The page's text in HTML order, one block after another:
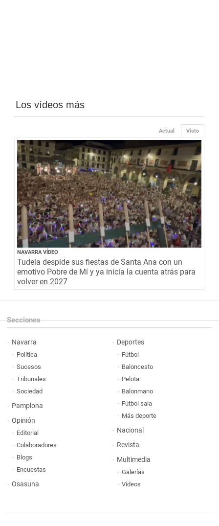
Los vídeos más
Visto
Actual
NAVARRA VÍDEO
Tudela despide sus fiestas de Santa Ana con un
emotivo Pobre de Mí y ya inicia la cuenta atrás para
volver en 2027
Secciones
Navarra
Política
Sucesos
Tribunales
Sociedad
Pamplona
Opinión
Editorial
Colaboradores
Blogs
Encuestas
Osasuna
Deportes
Fútbol
Baloncesto
Pelota
Balonmano
Fútbol sala
Más deporte
Nacional
Revista
Multimedia
Galerías
Vídeos